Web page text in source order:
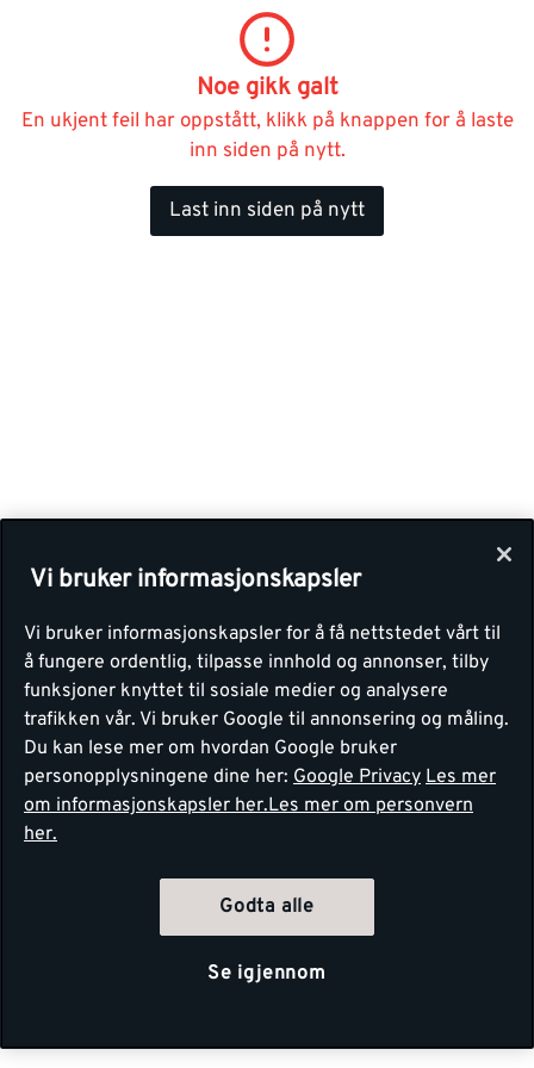
Noe gikk galt
En ukjent feil har oppstått, klikk på knappen for å laste
inn siden på nytt.
Last inn siden på nytt
Vi bruker informasjonskapsler
Vi bruker informasjonskapsler for å få nettstedet vårt til
å fungere ordentlig, tilpasse innhold og annonser, tilby
funksjoner knyttet til sosiale medier og analysere
trafikken vår. Vi bruker Google til annonsering og måling.
Du kan lese mer om hvordan Google bruker
personopplysningene dine her: Google Privacy Les mer
om informasjonskapsler her.Les mer om personvern
her.
Godta alle
Se igjennom